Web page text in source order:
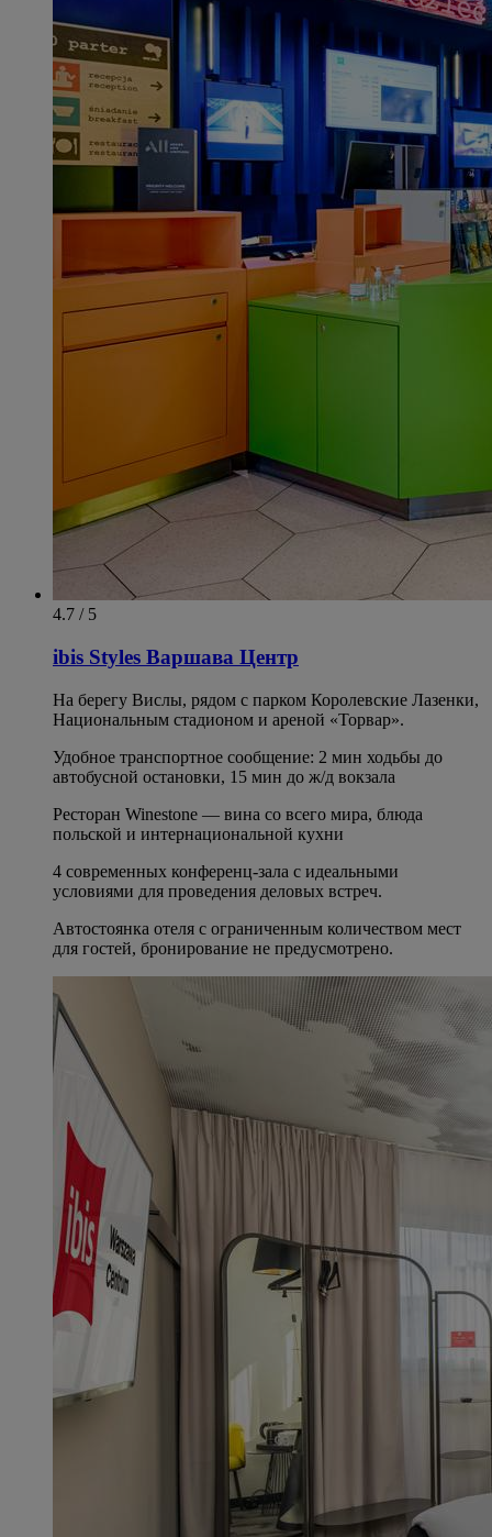
4.7 / 5
ibis Styles Варшава Центр
На берегу Вислы, рядом с парком Королевские Лазенки,
Национальным стадионом и ареной «Торвар».
Удобное транспортное сообщение: 2 мин ходьбы до
автобусной остановки, 15 мин до ж/д вокзала
Ресторан Winestone — вина со всего мира, блюда
польской и интернациональной кухни
4 современных конференц-зала с идеальными
условиями для проведения деловых встреч.
Автостоянка отеля с ограниченным количеством мест
для гостей, бронирование не предусмотрено.